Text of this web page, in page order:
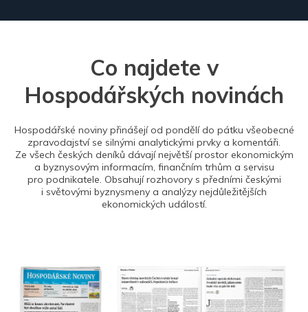
Co najdete v
Hospodářských novinách
Hospodářské noviny přinášejí od pondělí do pátku všeobecné
zpravodajství se silnými analytickými prvky a komentáři.
Ze všech českých deníků dávají největší prostor ekonomickým
a byznysovým informacím, finančním trhům a servisu
pro podnikatele. Obsahují rozhovory s předními českými
i světovými byznysmeny a analýzy nejdůležitějších
ekonomických událostí.